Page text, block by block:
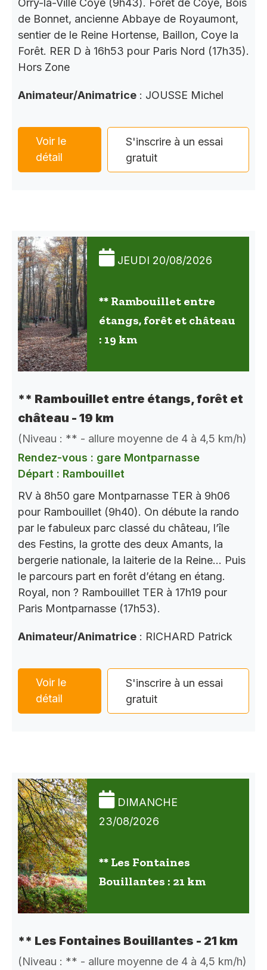
de Bonnet, ancienne Abbaye de Royaumont,
sentier de le Reine Hortense, Baillon, Coye la
Forêt. RER D à 16h53 pour Paris Nord (17h35).
Hors Zone
Animateur/Animatrice : JOUSSE Michel
Voir le
détail
S'inscrire à un essai
gratuit
JEUDI 20/08/2026
** Rambouillet entre
étangs, forêt et château
: 19 km
** Rambouillet entre étangs, forêt et
château - 19 km
(Niveau : ** - allure moyenne de 4 à 4,5 km/h)
Rendez-vous : gare Montparnasse
Départ : Rambouillet
RV à 8h50 gare Montparnasse TER à 9h06
pour Rambouillet (9h40). On débute la rando
par le fabuleux parc classé du château, l’île
des Festins, la grotte des deux Amants, la
bergerie nationale, la laiterie de la Reine… Puis
le parcours part en forêt d’étang en étang.
Royal, non ? Rambouillet TER à 17h19 pour
Paris Montparnasse (17h53).
Animateur/Animatrice : RICHARD Patrick
Voir le
détail
S'inscrire à un essai
gratuit
DIMANCHE
23/08/2026
** Les Fontaines
Bouillantes : 21 km
** Les Fontaines Bouillantes - 21 km
(Niveau : ** - allure moyenne de 4 à 4,5 km/h)